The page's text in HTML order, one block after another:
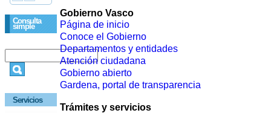
Consulta
simple
Servicios
Gobierno Vasco
Página de inicio
Conoce el Gobierno
Departamentos y entidades
Atención ciudadana
Gobierno abierto
Gardena, portal de transparencia
Trámites y servicios